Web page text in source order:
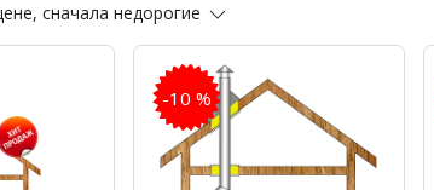
сначала недорогие
-10 %